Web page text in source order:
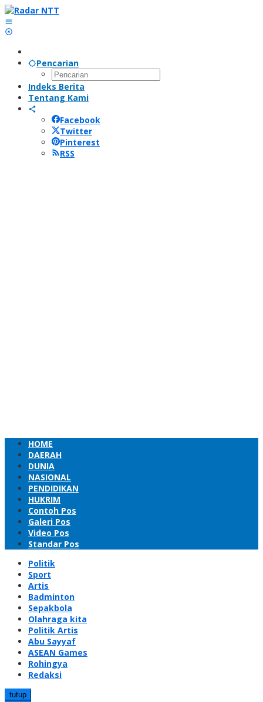
Lewati
ke
konten
Pencarian
Indeks Berita
Tentang Kami
Facebook
Twitter
Pinterest
RSS
HOME
DAERAH
DUNIA
NASIONAL
PENDIDIKAN
HUKRIM
Contoh Pos
Galeri Pos
Video Pos
Standar Pos
Politik
Sport
Artis
Badminton
Sepakbola
Olahraga kita
Politik Artis
Abu Sayyaf
ASEAN Games
Rohingya
Redaksi
tutup